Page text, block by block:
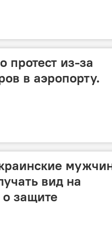
из-за
в аэропорту.
вид на
защите